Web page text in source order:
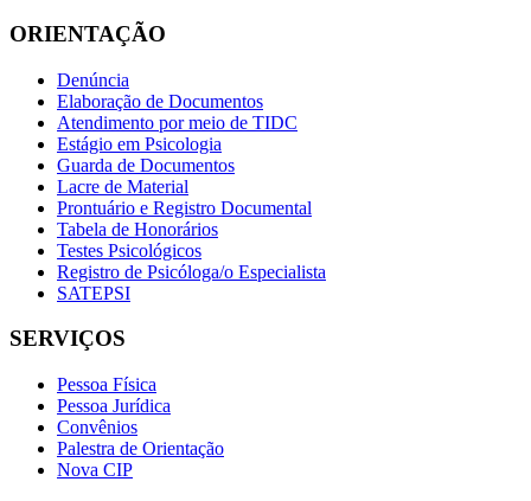
ORIENTAÇÃO
Denúncia
Elaboração de Documentos
Atendimento por meio de TIDC
Estágio em Psicologia
Guarda de Documentos
Lacre de Material
Prontuário e Registro Documental
Tabela de Honorários
Testes Psicológicos
Registro de Psicóloga/o Especialista
SATEPSI
SERVIÇOS
Pessoa Física
Pessoa Jurídica
Convênios
Palestra de Orientação
Nova CIP